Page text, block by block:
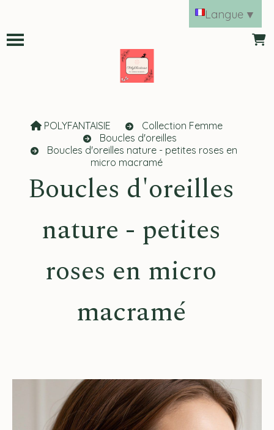
POLYFANTAISIE
Collection Femme
Boucles d'oreilles
Boucles d'oreilles nature - petites roses en
micro macramé
Boucles d'oreilles
nature - petites
roses en micro
macramé
Langue ▼